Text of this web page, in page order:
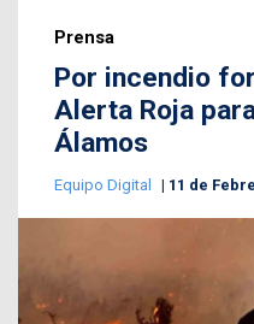
Prensa
Por incendio
Alerta Roja
Álamos
Equipo Digital 11 de